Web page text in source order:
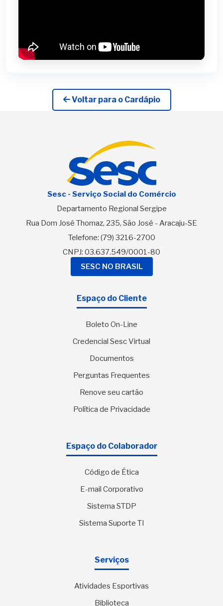
Voltar para o Cardápio
Sesc - Serviço Social do Comércio
Departamento Regional Sergipe
Rua Dom José Thomaz, 235, São José - Aracaju-SE
Telefone: (79) 3216-2700
CNPJ: 03.637.549/0001-80
SESC NO BRASIL
Espaço do Cliente
Boleto On-Line
Credencial Sesc Virtual
Documentos
Perguntas Frequentes
Renove seu cartão
Política de Privacidade
Espaço do Colaborador
Código de Ética
E-mail Corporativo
Sistema STDP
Sistema Suporte TI
Serviços
Atividades Esportivas
Biblioteca